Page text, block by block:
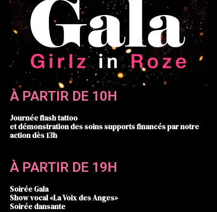
À PARTIR DE 10H
Journée flash tattoo
et démonstration des soins supports financés par notre
action dès 13h
À PARTIR DE 19H
Soirée Gala
Show vocal«La Voix des Anges»
Soirée dansante